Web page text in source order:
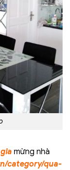
mừng nhà
category/qua-